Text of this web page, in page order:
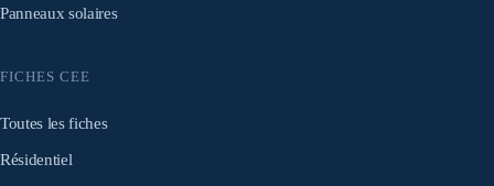
Panneaux solaires
FICHES CEE
Toutes les fiches
Résidentiel